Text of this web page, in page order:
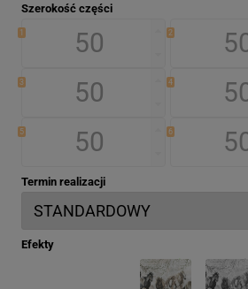
Szerokość części
1 2
3 4
5 6
Termin realizacji
Efekty